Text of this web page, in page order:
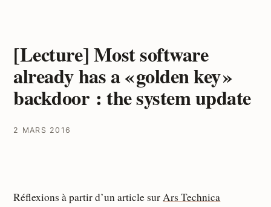
[Lecture] Most software
already has a « golden key »
backdoor : the system update
2 MARS 2016
Réflexions à partir d’un article surArs Technica